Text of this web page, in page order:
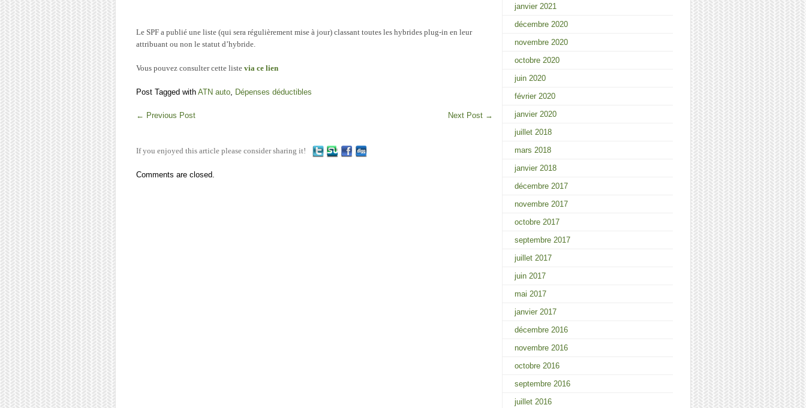
Le SPF a publié une liste (qui sera régulièrement mise à jour) classant toutes les hybrides plug-in en leur
attribuant ou non le statut d’hybride.
Vous pouvez consulter cette liste via ce lien
Post Tagged with ATN auto, Dépenses déductibles
← Previous Post Next Post →
If you enjoyed this article please consider sharing it!
Comments are closed.
janvier 2021
décembre 2020
novembre 2020
octobre 2020
juin 2020
février 2020
janvier 2020
juillet 2018
mars 2018
janvier 2018
décembre 2017
novembre 2017
octobre 2017
septembre 2017
juillet 2017
juin 2017
mai 2017
janvier 2017
décembre 2016
novembre 2016
octobre 2016
septembre 2016
juillet 2016